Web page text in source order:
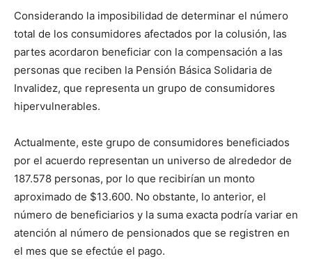
Considerando la imposibilidad de determinar el número
total de los consumidores afectados por la colusión, las
partes acordaron beneficiar con la compensación a las
personas que reciben la Pensión Básica Solidaria de
Invalidez, que representa un grupo de consumidores
hipervulnerables.
Actualmente, este grupo de consumidores beneficiados
por el acuerdo representan un universo de alrededor de
187.578 personas, por lo que recibirían un monto
aproximado de $13.600. No obstante, lo anterior, el
número de beneficiarios y la suma exacta podría variar en
atención al número de pensionados que se registren en
el mes que se efectúe el pago.